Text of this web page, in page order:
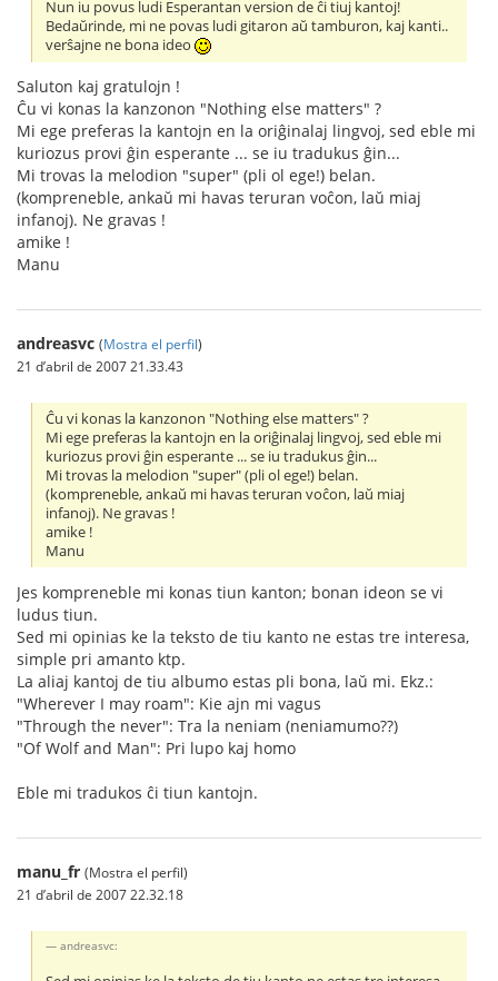
Nun iu povus ludi Esperantan version de ĉi tiuj kantoj!
Bedaŭrinde, mi ne povas ludi gitaron aŭ tamburon, kaj kanti..
verŝajne ne bona ideo
Saluton kaj gratulojn !
Ĉu vi konas la kanzonon "Nothing else matters" ?
Mi ege preferas la kantojn en la oriĝinalaj lingvoj, sed eble mi
kuriozus provi ĝin esperante ... se iu tradukus ĝin...
Mi trovas la melodion "super" (pli ol ege!) belan.
(kompreneble, ankaŭ mi havas teruran voĉon, laŭ miaj
infanoj). Ne gravas !
amike !
Manu
andreasvc (Mostra el perfil)
21 d’abril de 2007 21.33.43
Ĉu vi konas la kanzonon "Nothing else matters" ?
Mi ege preferas la kantojn en la oriĝinalaj lingvoj, sed eble mi
kuriozus provi ĝin esperante ... se iu tradukus ĝin...
Mi trovas la melodion "super" (pli ol ege!) belan.
(kompreneble, ankaŭ mi havas teruran voĉon, laŭ miaj
infanoj). Ne gravas !
amike !
Manu
Jes kompreneble mi konas tiun kanton; bonan ideon se vi
ludus tiun.
Sed mi opinias ke la teksto de tiu kanto ne estas tre interesa,
simple pri amanto ktp.
La aliaj kantoj de tiu albumo estas pli bona, laŭ mi. Ekz.:
"Wherever I may roam": Kie ajn mi vagus
"Through the never": Tra la neniam (neniamumo??)
"Of Wolf and Man": Pri lupo kaj homo
Eble mi tradukos ĉi tiun kantojn.
manu_fr (Mostra el perfil)
21 d’abril de 2007 22.32.18
andreasvc: